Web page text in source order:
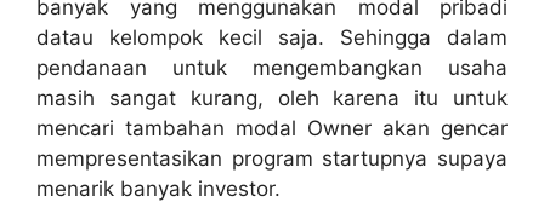
banyak yang menggunakan modal pribadi
datau kelompok kecil saja. Sehingga dalam
pendanaan untuk mengembangkan usaha
masih sangat kurang, oleh karena itu untuk
mencari tambahan modal Owner akan gencar
mempresentasikan program startupnya supaya
menarik banyak investor.